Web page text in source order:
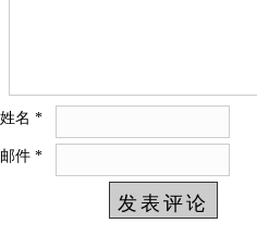
姓名 *
邮件 *